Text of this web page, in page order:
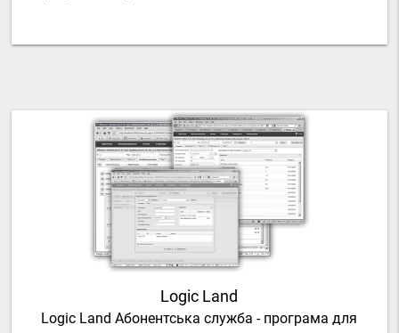
Logic Land
Logic Land Абонентська служба - програма для